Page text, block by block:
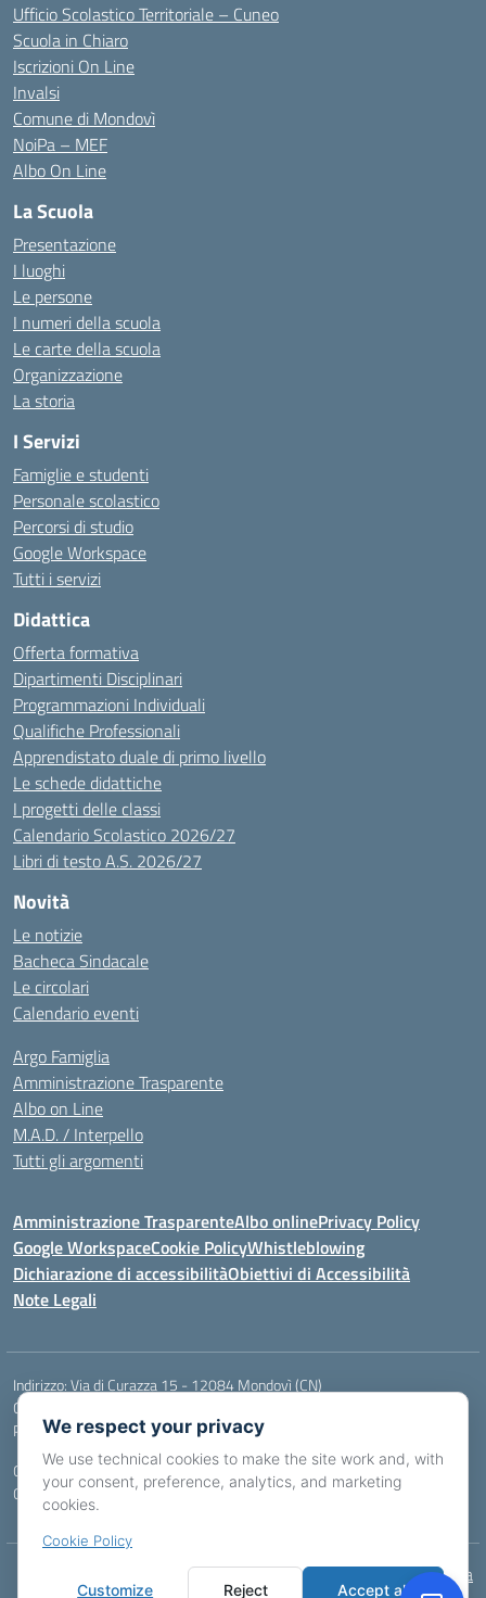
Ufficio Scolastico Territoriale – Cuneo
Scuola in Chiaro
Iscrizioni On Line
Invalsi
Comune di Mondovì
NoiPa – MEF
Albo On Line
La Scuola
Presentazione
I luoghi
Le persone
I numeri della scuola
Le carte della scuola
Organizzazione
La storia
I Servizi
Famiglie e studenti
Personale scolastico
Percorsi di studio
Google Workspace
Tutti i servizi
Didattica
Offerta formativa
Dipartimenti Disciplinari
Programmazioni Individuali
Qualifiche Professionali
Apprendistato duale di primo livello
Le schede didattiche
I progetti delle classi
Calendario Scolastico 2026/27
Libri di testo A.S. 2026/27
Novità
Le notizie
Bacheca Sindacale
Le circolari
Calendario eventi
Argo Famiglia
Amministrazione Trasparente
Albo on Line
M.A.D. / Interpello
Tutti gli argomenti
Amministrazione TrasparenteAlbo onlinePrivacy Policy
Google WorkspaceCookie PolicyWhistleblowing
Dichiarazione di accessibilitàObiettivi di Accessibilità
Note Legali
Indirizzo:Via di Curazza 15 - 12084 Mondovì (CN)
Centralino:
Posta elettronica certificata (PEC):cnis02900p@pec.istruzione.it
Codice fiscale: 84004970046
Codice meccanografico:CNIS02900P
Idea e progetto di Designers Italia
We respect your privacy
We use technical cookies to make the site work and, with
your consent, preference, analytics, and marketing
cookies.
Cookie Policy
Customize Reject Accept all